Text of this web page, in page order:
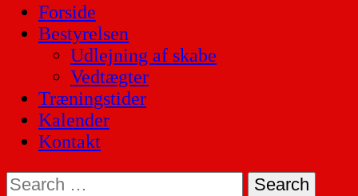
Forside
Bestyrelsen
Udlejning af skabe
Vedtægter
Træningstider
Kalender
Kontakt
Search